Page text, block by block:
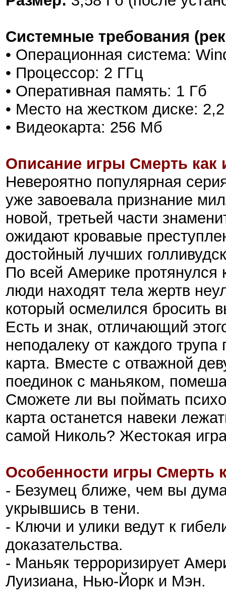
Системные требования
• Операционная система:
• Процессор: 2 ГГц
• Оперативная память: 1 Гб
• Место на жестком диске:
• Видеокарта: 256 Мб
Описание игры Смерть как
Невероятно популярная
уже завоевала признание
новой, третьей части
ожидают кровавые
достойный лучших
По всей Америке
люди находят тела жертв
который осмелился бросить
Есть и знак, отличающий
неподалеку от каждого трупа
карта. Вместе с отважной
поединок с маньяком,
Сможете ли вы поймать
карта останется навеки
самой Николь? Жестокая
Особенности игры Смерть
- Безумец ближе, чем вы
укрывшись в тени.
- Ключи и улики ведут к
доказательства.
- Маньяк терроризирует
Луизиана, Нью-Йорк и Мэн.